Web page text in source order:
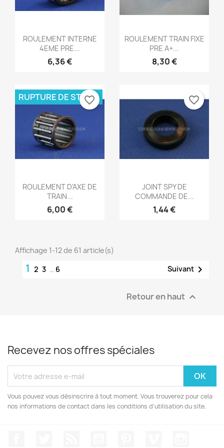
Aperçu rapide
ROULEMENT INTERNE
4EME PRE...
6,36 €
 Aperçu rapide
ROULEMENT TRAIN FIXE
PRE A+...
8,30 €
Aperçu rapide
ROULEMENT D'AXE DE
TRAIN...
6,00 €
RUPTURE DE STOCK
favorite_border
Aperçu rapide
JOINT SPY DE
COMMANDE DE...
1,44 €
favorite_border
Affichage 1-12 de 61 article(s)
1 2 3 … 6 Suivant 
Retour en haut 
Recevez nos offres spéciales
Vous pouvez vous désinscrire à tout moment. Vous trouverez pour cela
nos informations de contact dans les conditions d'utilisation du site.